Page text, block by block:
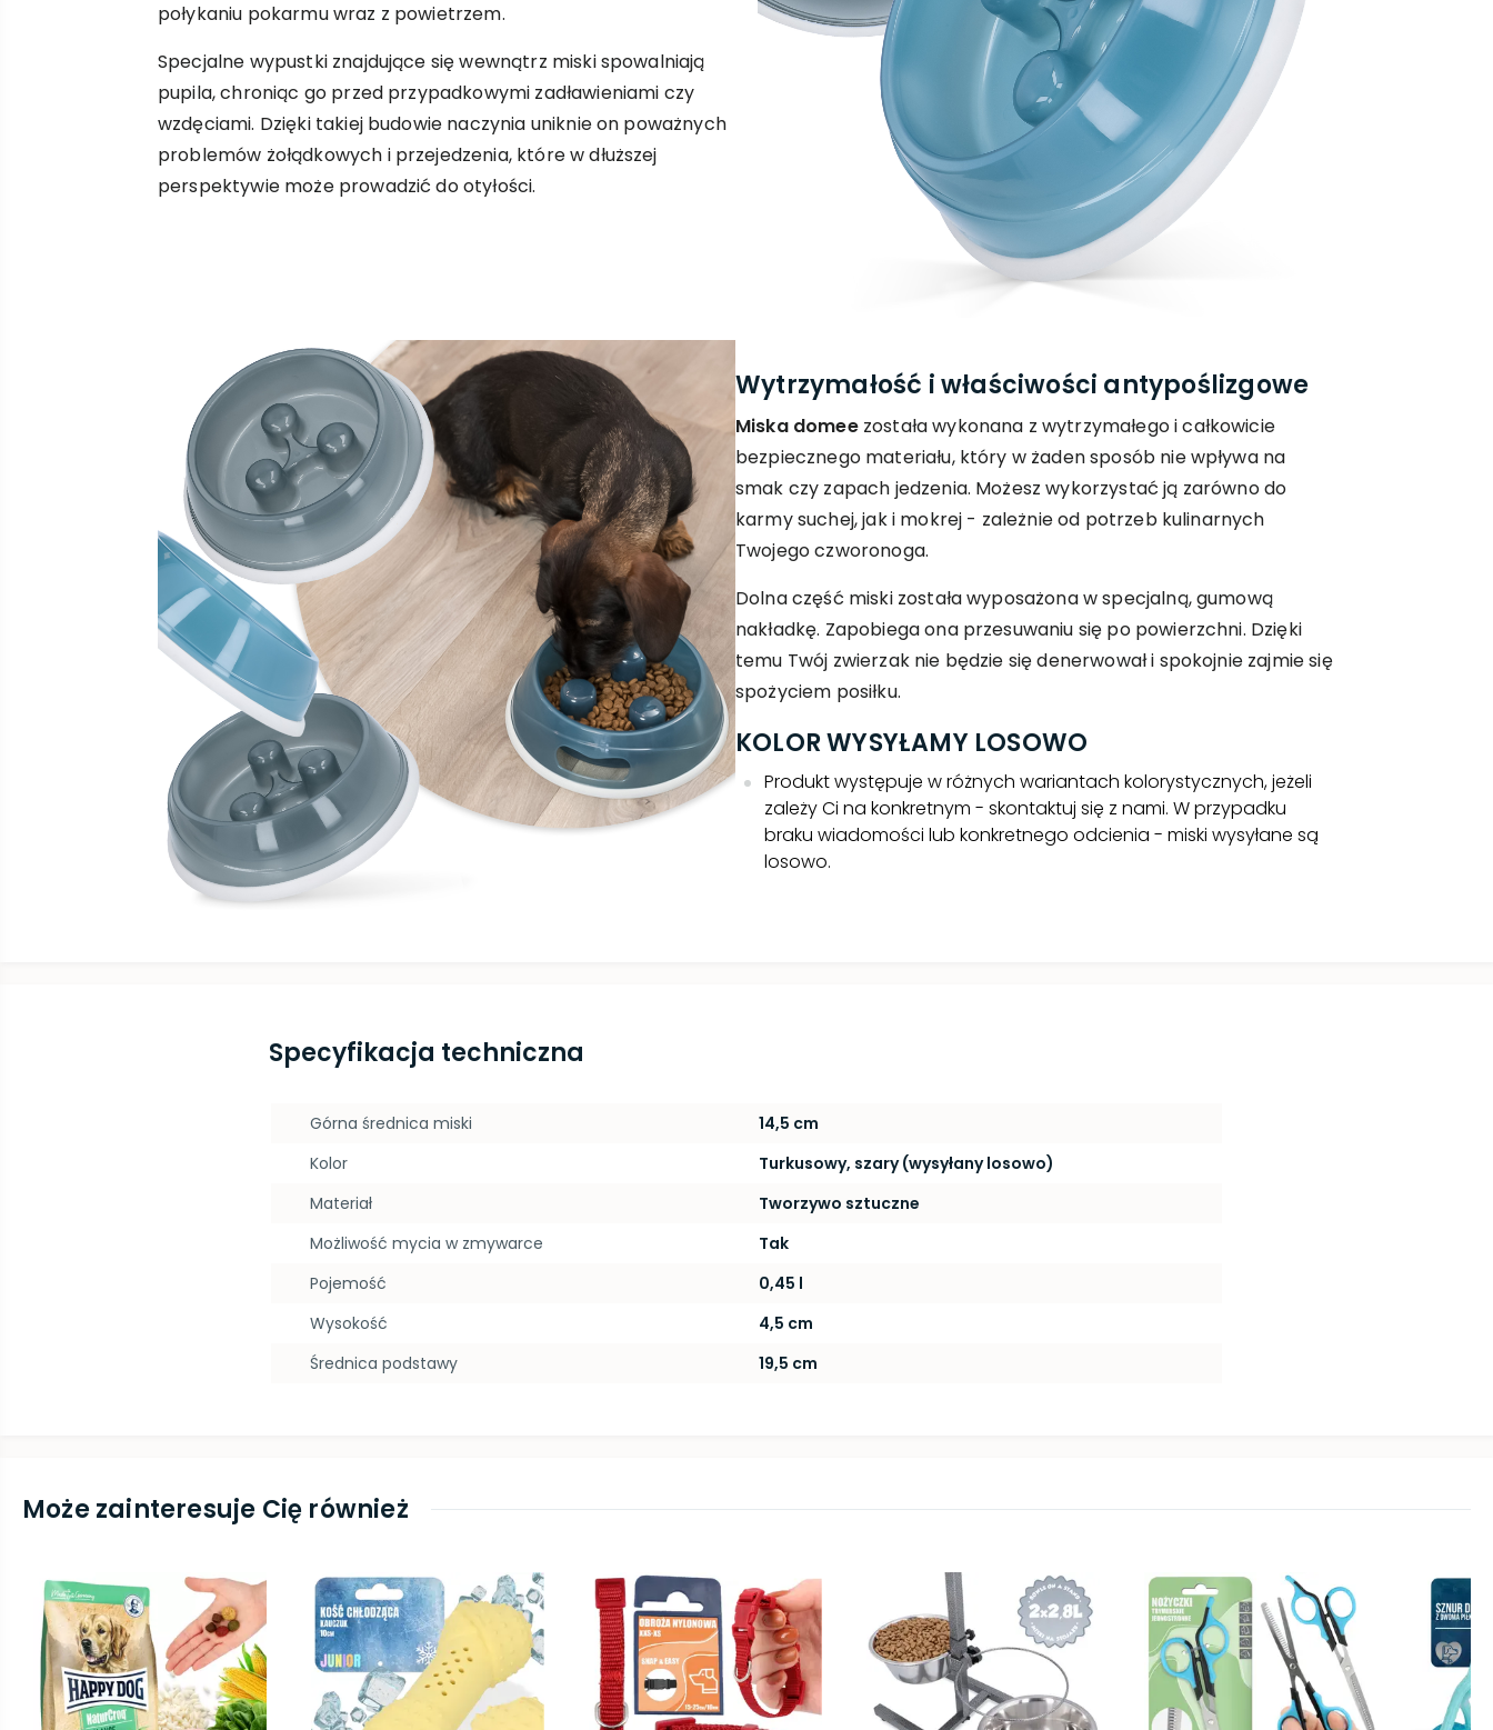
połykaniu pokarmu wraz z powietrzem.
Specjalne wypustki znajdujące się wewnątrz miski spowalniają
pupila, chroniąc go przed przypadkowymi zadławieniami czy
wzdęciami. Dzięki takiej budowie naczynia uniknie on poważnych
problemów żołądkowych i przejedzenia, które w dłuższej
perspektywie może prowadzić do otyłości.
Wytrzymałość i właściwości antypoślizgowe
Miska domeezostała wykonana z wytrzymałego i całkowicie
bezpiecznego materiału, który w żaden sposób nie wpływa na
smak czy zapach jedzenia. Możesz wykorzystać ją zarówno do
karmy suchej, jak i mokrej - zależnie od potrzeb kulinarnych
Twojego czworonoga.
Dolna część miski została wyposażona w specjalną, gumową
nakładkę. Zapobiega ona przesuwaniu się po powierzchni. Dzięki
temu Twój zwierzak nie będzie się denerwował i spokojnie zajmie się
spożyciem posiłku.
KOLOR WYSYŁAMY LOSOWO
Produkt występuje w różnych wariantach kolorystycznych, jeżeli
zależy Ci na konkretnym - skontaktuj się z nami. W przypadku
braku wiadomości lub konkretnego odcienia - miski wysyłane są
losowo.
Specyfikacja techniczna
Górna średnica miski
14,5 cm
Kolor
Turkusowy, szary (wysyłany losowo)
Materiał
Tworzywo sztuczne
Możliwość mycia w zmywarce
Tak
Pojemość
0,45 l
Wysokość
4,5 cm
Średnica podstawy
19,5 cm
Może zainteresuje Cię również